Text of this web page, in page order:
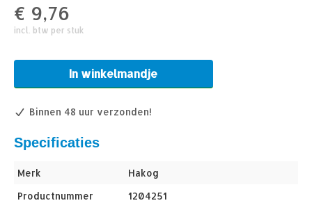
€ 9,76
incl. btw per stuk
In winkelmandje
Binnen 48 uur verzonden!
Specificaties
Merk
Hakog
Productnummer
1204251